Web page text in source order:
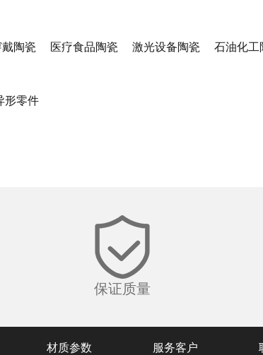
陶瓷 医疗食品陶瓷 激光设备陶瓷 石油化工
形零件
保证质量
材质参数 服务客户